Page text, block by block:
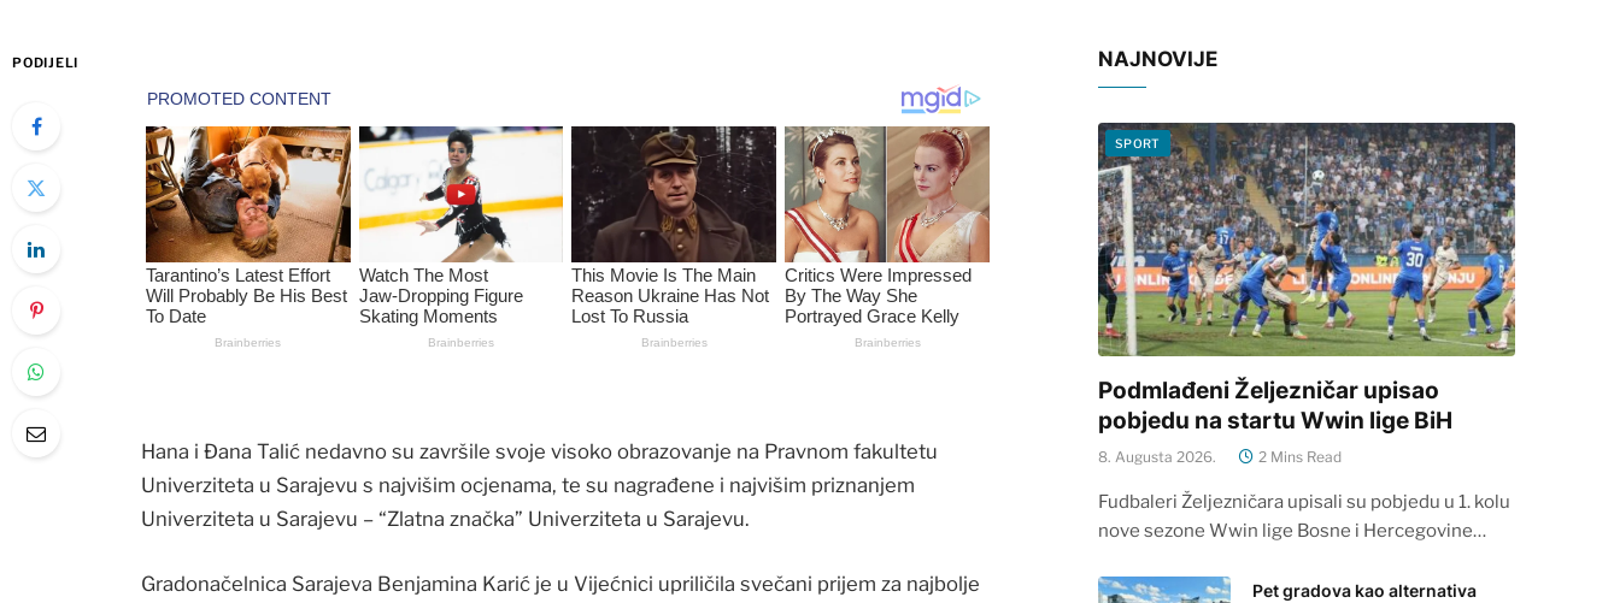
PODIJELI
Hana i Đana Talić nedavno su završile svoje visoko obrazovanje na Pravnom fakultetu
Univerziteta u Sarajevu s najvišim ocjenama, te su nagrađene i najvišim priznanjem
Univerziteta u Sarajevu – “Zlatna značka” Univerziteta u Sarajevu.
Gradonačelnica Sarajeva Benjamina Karić je u Vijećnici upriličila svečani prijem za najbolje
NAJNOVIJE
SPORT
Podmlađeni Željezničar upisao
pobjedu na startu Wwin lige BiH
8. Augusta 2026. 2 Mins Read
Fudbaleri Željezničara upisali su pobjedu u 1. kolu
nove sezone Wwin lige Bosne i Hercegovine…
Pet gradova kao alternativa